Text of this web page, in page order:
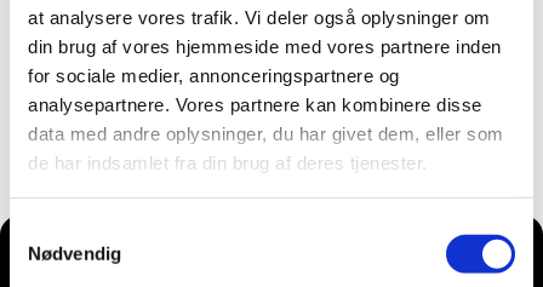
at analysere vores trafik. Vi deler også oplysninger om
din brug af vores hjemmeside med vores partnere inden
for sociale medier, annonceringspartnere og
analysepartnere. Vores partnere kan kombinere disse
data med andre oplysninger, du har givet dem, eller som
de har indsamlet fra din brug af deres tjenester.
Nødvendig